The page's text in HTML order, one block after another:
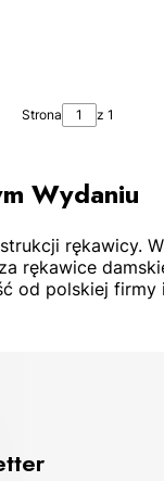
Strona z 1
Wydaniu
rękawicy.
od polskiej